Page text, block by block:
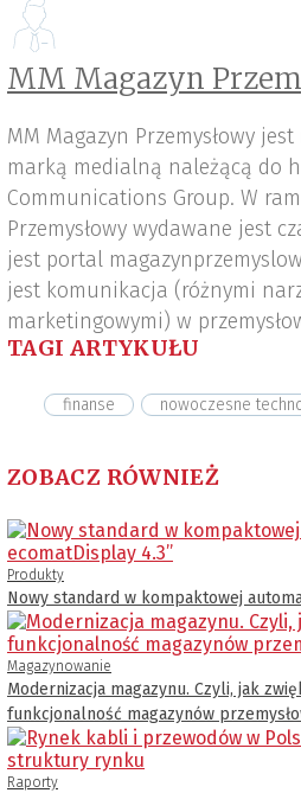
MM Magazyn
MM Magazyn Przemysłowy
marką medialną należącą do
Communications Group. W
Przemysłowy wydawane jest
jest portal
jest komunikacja (różnymi
marketingowymi) w
TAGI ARTYKUŁU
finanse nowoczesne
ZOBACZ RÓWNIEŻ
Produkty
Nowy standard w kompaktowej
Magazynowanie
Modernizacja magazynu. Czyli, jak
funkcjonalność magazynów
Raporty